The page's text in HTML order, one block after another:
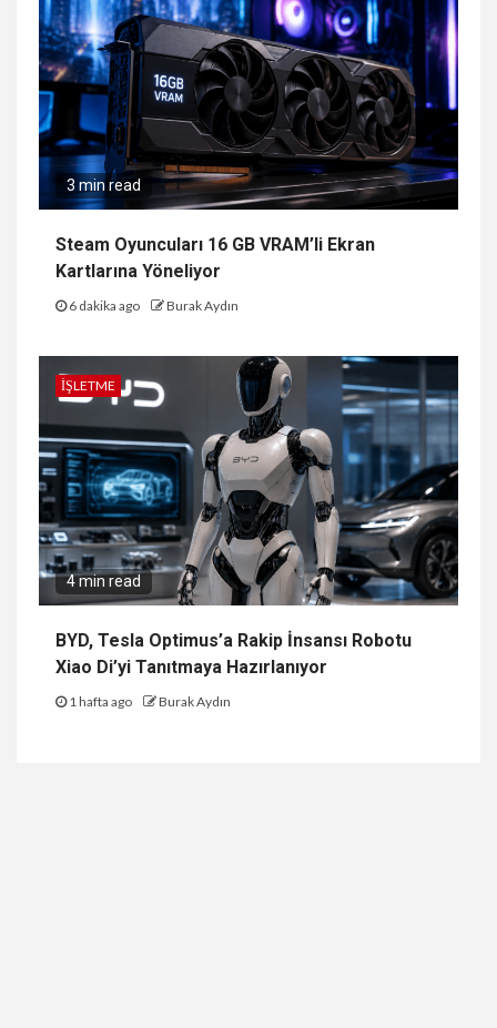
3 min read
Steam Oyuncuları 16 GB VRAM’li Ekran
Kartlarına Yöneliyor
6 dakika ago Burak Aydın
İŞLETME
4 min read
BYD, Tesla Optimus’a Rakip İnsansı Robotu
Xiao Di’yi Tanıtmaya Hazırlanıyor
1 hafta ago Burak Aydın